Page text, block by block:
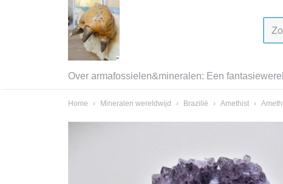
Over armafossielen&mineralen: Een
Home › Mineralen wereldwijd › Brazilië › Amethist ›